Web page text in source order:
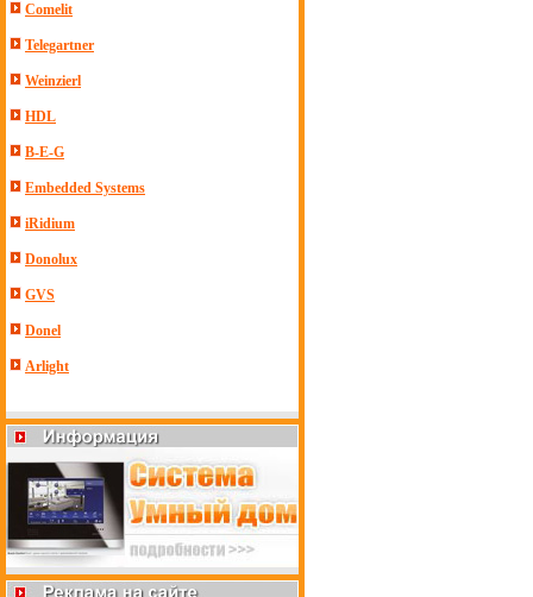
Comelit
Telegartner
Weinzierl
HDL
B-E-G
Embedded Systems
iRidium
Donolux
GVS
Donel
Arlight